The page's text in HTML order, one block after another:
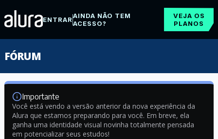
ENTRARAINDA NÃO TEM
ACESSO?
VEJA OS
PLANOS
FÓRUM
Importante
Você está vendo a versão anterior da nova experiência da
Alura que estamos preparando para você. Em breve, ela
ganha uma identidade visual novinha totalmente pensada
em potencializar seus estudos!